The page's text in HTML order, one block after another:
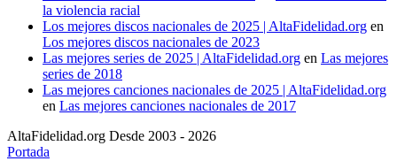
la violencia racial
Los mejores discos nacionales de 2025 | AltaFidelidad.org en
Los mejores discos nacionales de 2023
Las mejores series de 2025 | AltaFidelidad.org en Las mejores
series de 2018
Las mejores canciones nacionales de 2025 | AltaFidelidad.org
en Las mejores canciones nacionales de 2017
AltaFidelidad.org Desde 2003 - 2026
Portada